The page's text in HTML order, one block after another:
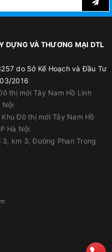
DỰNG VÀ THƯƠNG MẠI DTL
do Sở Kế Hoạch và Đầu Tư
2016
thị mới Tây Nam Hồ Linh
Nội
Đô thị mới Tây Nam Hồ
Hà Nội
3, km 3, Đường Phan Trọng